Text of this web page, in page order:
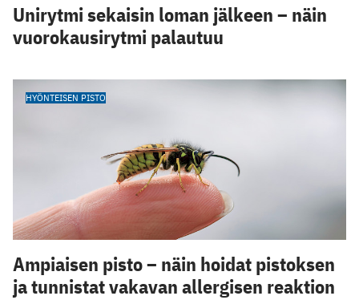
Unirytmi sekaisin loman jälkeen – näin
vuorokausirytmi palautuu
HYÖNTEISEN PISTO
Ampiaisen pisto – näin hoidat pistoksen
ja tunnistat vakavan allergisen reaktion